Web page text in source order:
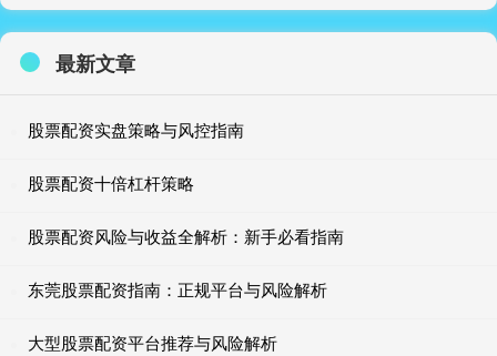
最新文章
股票配资实盘策略与风控指南
股票配资十倍杠杆策略
股票配资风险与收益全解析：新手必看指南
东莞股票配资指南：正规平台与风险解析
大型股票配资平台推荐与风险解析